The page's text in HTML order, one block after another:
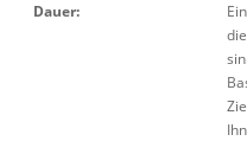
Dauer: